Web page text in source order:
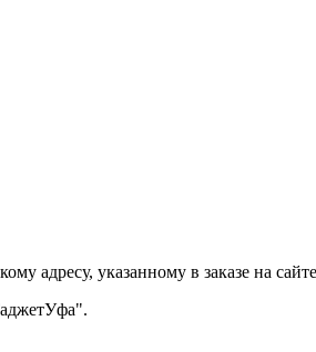
адресу, указанному в заказе на